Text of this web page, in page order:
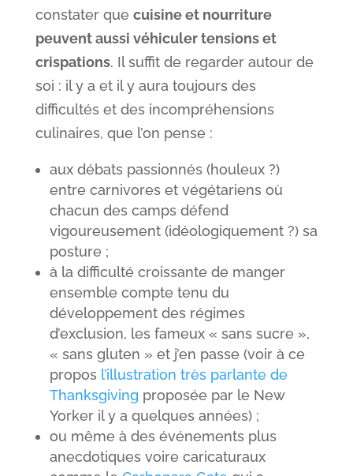
constater que cuisine et nourriture
peuvent aussi véhiculer tensions et
crispations. Il suffit de regarder autour de
soi : il y a et il y aura toujours des
difficultés et des incompréhensions
culinaires, que l’on pense :
aux débats passionnés (houleux ?)
entre carnivores et végétariens où
chacun des camps défend
vigoureusement (idéologiquement ?) sa
posture ;
à la difficulté croissante de manger
ensemble compte tenu du
développement des régimes
d’exclusion, les fameux « sans sucre »,
« sans gluten » et j’en passe (voir à ce
propos l’illustration très parlante de
Thanksgiving proposée par le New
Yorker il y a quelques années) ;
ou même à des événements plus
anecdotiques voire caricaturaux